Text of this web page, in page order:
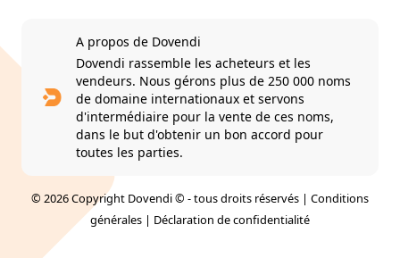
A propos de Dovendi
Dovendi rassemble les acheteurs et les
vendeurs. Nous gérons plus de 250 000 noms
de domaine internationaux et servons
d'intermédiaire pour la vente de ces noms,
dans le but d'obtenir un bon accord pour
toutes les parties.
© 2026 Copyright Dovendi © - tous droits réservés | Conditions
générales | Déclaration de confidentialité